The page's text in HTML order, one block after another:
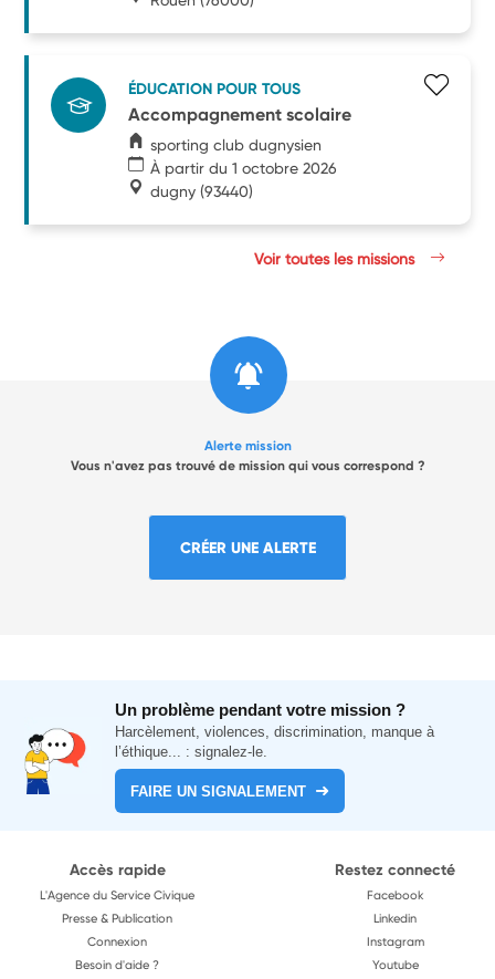
ÉDUCATION POUR TOUS
Accompagnement scolaire
sporting club dugnysien
À partir du 1 octobre 2026
dugny (93440)
Voir toutes les missions
Alerte mission
Vous n'avez pas trouvé de mission qui vous correspond ?
CRÉER UNE ALERTE
Un problème pendant votre mission ?
Harcèlement, violences, discrimination, manque à
l’éthique... : signalez-le.
FAIRE UN SIGNALEMENT
Accès rapide
L'Agence du Service Civique
Presse & Publication
Connexion
Besoin d'aide ?
Restez connecté
Facebook
Linkedin
Instagram
Youtube